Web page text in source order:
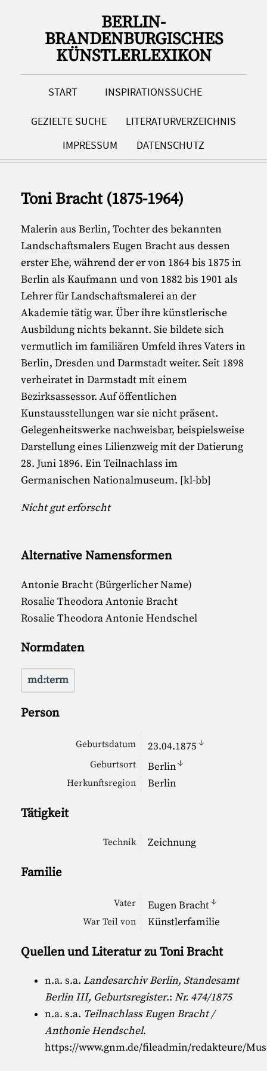
BERLIN-
BRANDENBURGISCHES
KÜNSTLERLEXIKON
START INSPIRATIONSSUCHE
GEZIELTE SUCHE
LITERATURVERZEICHNIS
IMPRESSUM
DATENSCHUTZ
Toni Bracht (1875-1964)
Malerin aus Berlin, Tochter des bekannten
Landschaftsmalers Eugen Bracht aus dessen
erster Ehe, während der er von 1864 bis 1875 in
Berlin als Kaufmann und von 1882 bis 1901 als
Lehrer für Landschaftsmalerei an der
Akademie tätig war. Über ihre künstlerische
Ausbildung nichts bekannt. Sie bildete sich
vermutlich im familiären Umfeld ihres Vaters in
Berlin, Dresden und Darmstadt weiter. Seit 1898
verheiratet in Darmstadt mit einem
Bezirksassessor. Auf öffentlichen
Kunstausstellungen war sie nicht präsent.
Gelegenheitswerke nachweisbar, beispielsweise
Darstellung eines Lilienzweig mit der Datierung
28. Juni 1896. Ein Teilnachlass im
Germanischen Nationalmuseum. [kl-bb]
Nicht gut erforscht
Alternative Namensformen
Antonie Bracht (Bürgerlicher Name)
Rosalie Theodora Antonie Bracht
Rosalie Theodora Antonie Hendschel
Normdaten
md:term
Person
Geburtsdatum 23.04.1875 ↓
Geburtsort Berlin↓
Herkunftsregion Berlin
Tätigkeit
Technik Zeichnung
Familie
Vater Eugen Bracht↓
War Teil von Künstlerfamilie
Quellen und Literatur zu Toni Bracht
n.a. s.a. Landesarchiv Berlin, Standesamt
Berlin III, Geburtsregister.:Nr. 474/1875
n.a. s.a. Teilnachlass Eugen Bracht /
Anthonie Hendschel.
https://www.gnm.de/fileadmin/redakteure/